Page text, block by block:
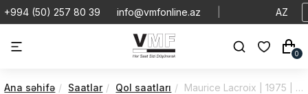
+994 (50) 257 80 39 info@vmfonline.az AZ
0
Ana səhifə Saatlar Qol saatları Maurice Lacroix | 1975 | Quartz | 751006-SS002-560-1